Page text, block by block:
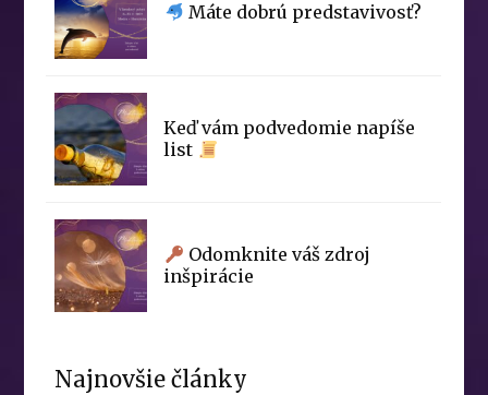
Máte dobrú predstavivosť?
Keď vám podvedomie napíše
list
Odomknite váš zdroj
inšpirácie
Najnovšie články